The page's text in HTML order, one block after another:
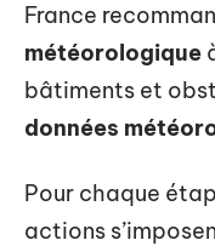
France
météorologique
bâtiments et
données
Pour chaque
actions